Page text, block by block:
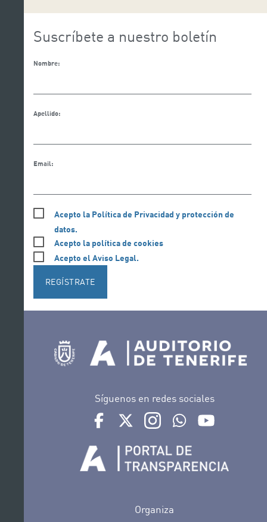
Suscríbete a nuestro boletín
Nombre:
Apellido:
Email:
Acepto la Política de Privacidad y protección de
datos.
Acepto la política de cookies
Acepto el Aviso Legal.
REGÍSTRATE
Síguenos en redes sociales
Ir a perfil de Auditorio de Tenerife en
Ir a perfil de Auditorio de Tenerife
Ir a perfil de Auditorio de
Ir al Boletín
Organiza